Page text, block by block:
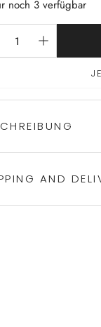
noch 3 verfügbar
AND